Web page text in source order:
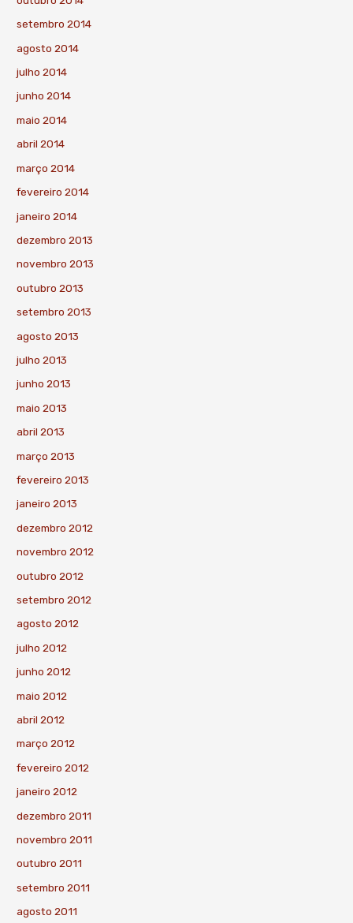
setembro 2014
agosto 2014
julho 2014
junho 2014
maio 2014
abril 2014
março 2014
fevereiro 2014
janeiro 2014
dezembro 2013
novembro 2013
outubro 2013
setembro 2013
agosto 2013
julho 2013
junho 2013
maio 2013
abril 2013
março 2013
fevereiro 2013
janeiro 2013
dezembro 2012
novembro 2012
outubro 2012
setembro 2012
agosto 2012
julho 2012
junho 2012
maio 2012
abril 2012
março 2012
fevereiro 2012
janeiro 2012
dezembro 2011
novembro 2011
outubro 2011
setembro 2011
agosto 2011